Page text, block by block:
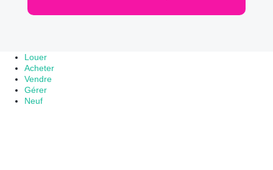
Louer
Acheter
Vendre
Gérer
Neuf